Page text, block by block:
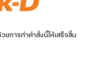
การทำคำสั่งนี้ให้เสร็จสิ้น